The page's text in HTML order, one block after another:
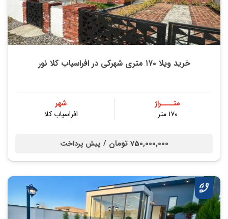
خرید ویلا ۱۷۰ متری شهرکی در افراسیاب کلا نور
متــــراژ
۱۷۰ متر
شهر
افراسیاب کلا
750,000,000 تومان / پیش پرداخت